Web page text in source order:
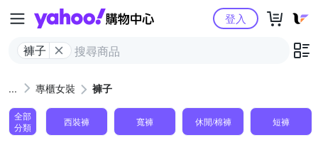
Yahoo購物中心
褲子
登入
專櫃女裝 褲子
全部
分類
西裝褲 寬褲 休閒/棉褲 短褲